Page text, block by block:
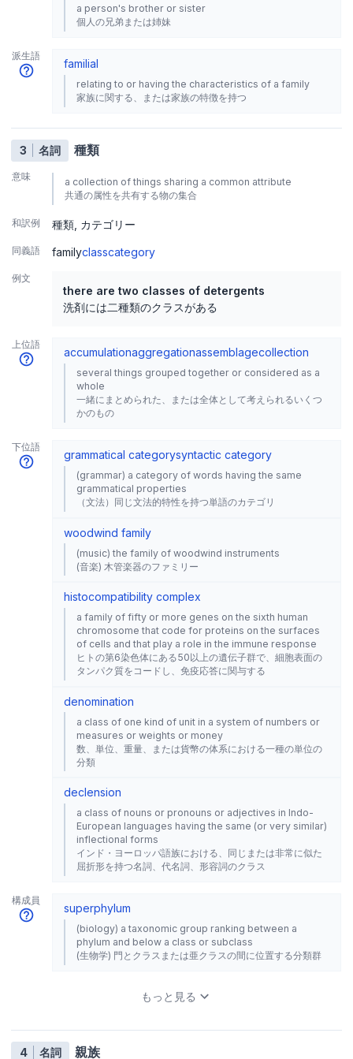
a person's brother or sister
個人の兄弟または姉妹
派生語
familial
relating to or having the characteristics of a family
家族に関する、または家族の特徴を持つ
3 名詞 種類
意味
a collection of things sharing a common attribute
共通の属性を共有する物の集合
和訳例 種類 カテゴリー
同義語 familyclasscategory
例文
there are two classes of detergents
洗剤には二種類のクラスがある
上位語
accumulationaggregationassemblagecollection
several things grouped together or considered as a
whole
一緒にまとめられた、または全体として考えられるいくつ
かのもの
下位語
grammatical categorysyntactic category
(grammar) a category of words having the same
grammatical properties
（文法）同じ文法的特性を持つ単語のカテゴリ
woodwind family
(music) the family of woodwind instruments
(音楽) 木管楽器のファミリー
histocompatibility complex
a family of fifty or more genes on the sixth human
chromosome that code for proteins on the surfaces
of cells and that play a role in the immune response
ヒトの第6染色体にある50以上の遺伝子群で、細胞表面の
タンパク質をコードし、免疫応答に関与する
denomination
a class of one kind of unit in a system of numbers or
measures or weights or money
数、単位、重量、または貨幣の体系における一種の単位の
分類
declension
a class of nouns or pronouns or adjectives in Indo-
European languages having the same (or very similar)
inflectional forms
インド・ヨーロッパ語族における、同じまたは非常に似た
屈折形を持つ名詞、代名詞、形容詞のクラス
構成員
superphylum
(biology) a taxonomic group ranking between a
phylum and below a class or subclass
(生物学) 門とクラスまたは亜クラスの間に位置する分類群
もっと見る
4 名詞 親族